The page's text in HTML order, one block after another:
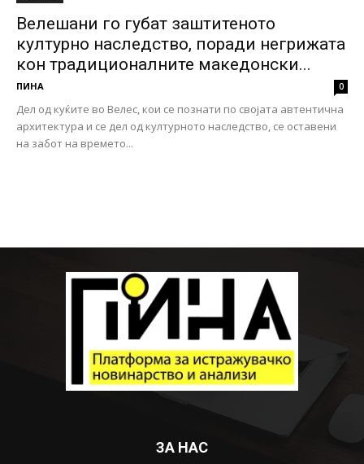
Велешани го губат заштитеното
културно наследство, поради негрижата
кон традиционалните македонски...
ПИНА 0
Дел од куќите во Велес, кои се познати по својата автентична
архитектура и се дел од културното наследство, се оставени
на забот на времето...
ЗА НАС